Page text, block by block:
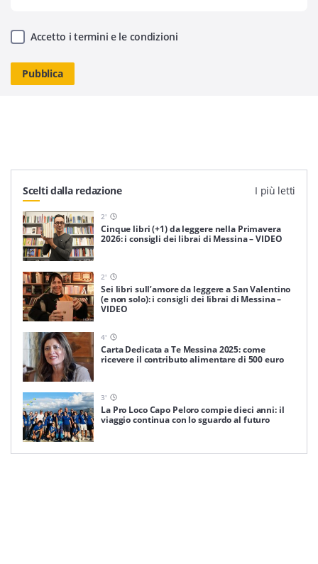
Accetto i termini e le condizioni
Scelti dalla redazione I più letti
2'
Cinque libri (+1) da leggere nella Primavera
2026: i consigli dei librai di Messina – VIDEO
2'
Sei libri sull’amore da leggere a San Valentino
(e non solo): i consigli dei librai di Messina –
VIDEO
4'
Carta Dedicata a Te Messina 2025: come
ricevere il contributo alimentare di 500 euro
3'
La Pro Loco Capo Peloro compie dieci anni: il
viaggio continua con lo sguardo al futuro